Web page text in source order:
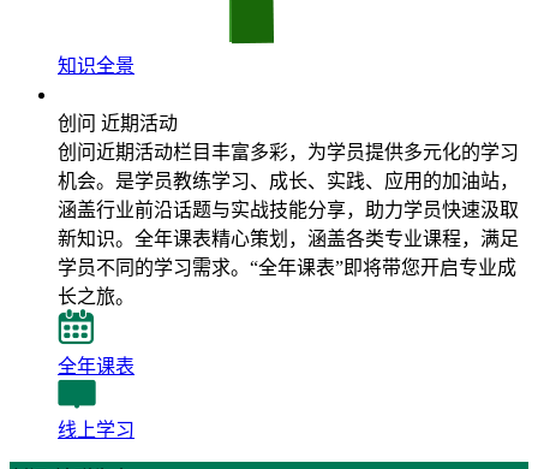
知识全景
创问 近期活动
创问近期活动栏目丰富多彩，为学员提供多元化的学习
机会。是学员教练学习、成长、实践、应用的加油站，
涵盖行业前沿话题与实战技能分享，助力学员快速汲取
新知识。全年课表精心策划，涵盖各类专业课程，满足
学员不同的学习需求。“全年课表”即将带您开启专业成
长之旅。
全年课表
线上学习